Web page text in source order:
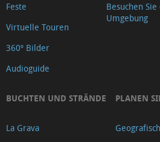
Feste
Virtuelle Touren
360º Bilder
Audioguide
Besuchen Sie
Umgebung
BUCHTEN UND STRÄNDE
La Grava
PLANEN